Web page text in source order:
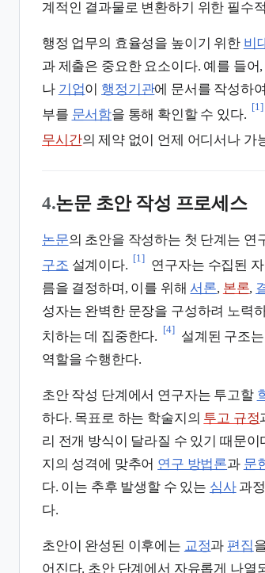
계적인 결과물로 변환하기 위한 필수
행정 업무의 효율성을 높이기 위한 비
과 제출은 중요한 요소이다. 예를 들어,
나 기업이 행정기관에 문서를 작성하
부를 문서함을 통해 확인할 수 있다.
[1]
무시간의 제약 없이 언제 어디서나 가
4.논문 초안 작성 프로세스
논문의 초안을 작성하는 첫 단계는 연
구조 설계이다.
[1]
연구자는 수집된
름을 결정하며, 이를 위해 서론, 본론,
성자는 완벽한 문장을 구성하려 노력
치하는 데 집중한다.
[4]
설계된 구조
역할을 수행한다.
초안 작성 단계에서 연구자는 투고할
하다. 목표로 하는 학술지의 투고 규정
리 전개 방식이 달라질 수 있기 때문
지의 성격에 맞추어 연구 방법론과 문
다. 이는 추후 발생할 수 있는 심사과
다.
초안이 완성된 이후에는 교정과 편집
어진다. 초안 단계에서 자유롭게 나열